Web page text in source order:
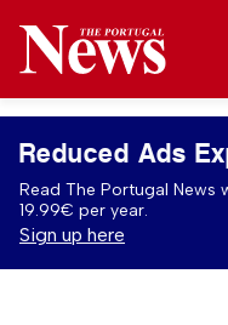
Reduced Ads
Read The Portugal
19.99€ per year.
Sign up here